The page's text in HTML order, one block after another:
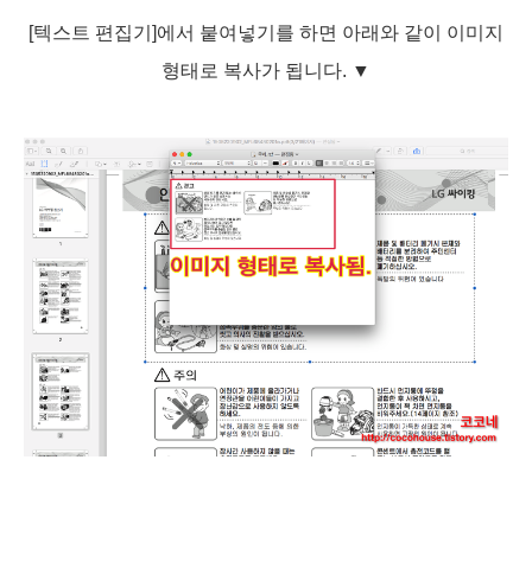
[텍스트 편집기]에서 붙여넣기를 하면 아래와 같이 이미지
형태로 복사가 됩니다. ▼